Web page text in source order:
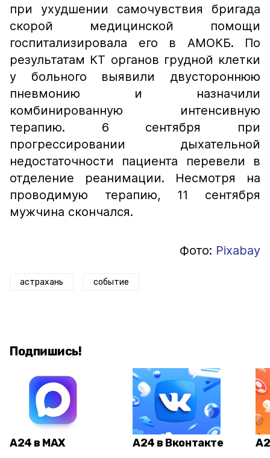
при ухудшении самочувствия бригада
скорой медицинской помощи
госпитализировала его в АМОКБ. По
результатам КТ органов грудной клетки
у больного выявили двустороннюю
пневмонию и назначили
комбинированную интенсивную
терапию. 6 сентября при
прогрессировании дыхательной
недостаточности пациента перевели в
отделение реанимации. Несмотря на
проводимую терапию, 11 сентября
мужчина скончался.
Фото: Рixabay
астрахань событие
Подпишись!
А24 в MAX А24 в Вконтакте